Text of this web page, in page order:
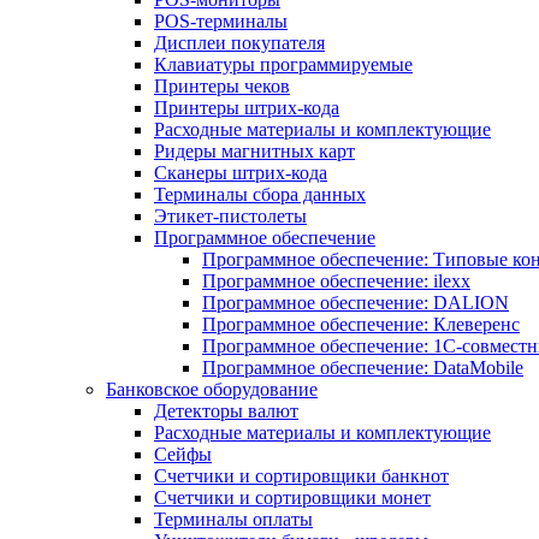
POS-терминалы
Дисплеи покупателя
Клавиатуры программируемые
Принтеры чеков
Принтеры штрих-кода
Расходные материалы и комплектующие
Ридеры магнитных карт
Сканеры штрих-кода
Терминалы сбора данных
Этикет-пистолеты
Программное обеспечение
Программное обеспечение: Типовые
Программное обеспечение: ilexx
Программное обеспечение: DALION
Программное обеспечение: Клеверенс
Программное обеспечение: 1С-
Программное обеспечение: DataMobile
Банковское оборудование
Детекторы валют
Расходные материалы и комплектующие
Сейфы
Счетчики и сортировщики банкнот
Счетчики и сортировщики монет
Терминалы оплаты